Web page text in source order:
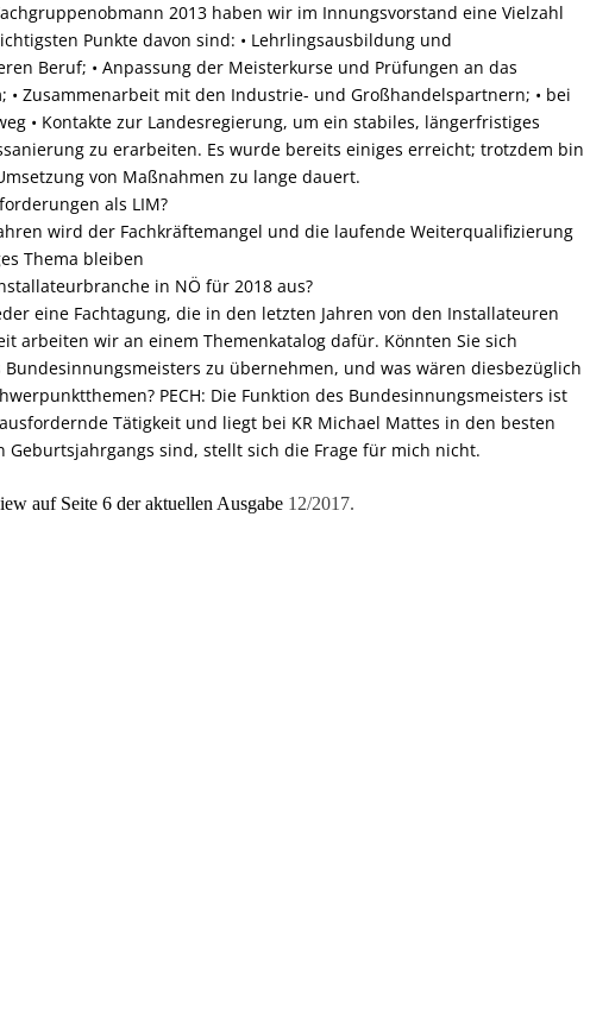
2013 haben wir im Innungsvorstand eine Vielzahl
Punkte davon sind: • Lehrlingsausbildung und
Beruf; • Anpassung der Meisterkurse und Prüfungen an das
• Zusammenarbeit mit den Industrie- und Großhandelspartnern; • bei
• Kontakte zur Landesregierung, um ein stabiles, längerfristiges
zu erarbeiten. Es wurde bereits einiges erreicht; trotzdem bin
von Maßnahmen zu lange dauert.
als LIM?
wird der Fachkräftemangel und die laufende Weiterqualifizierung
Thema bleiben
in NÖ für 2018 aus?
eine Fachtagung, die in den letzten Jahren von den Installateuren
arbeiten wir an einem Themenkatalog dafür. Könnten Sie sich
zu übernehmen, und was wären diesbezüglich
PECH: Die Funktion des Bundesinnungsmeisters ist
Tätigkeit und liegt bei KR Michael Mattes in den besten
Geburtsjahrgangs sind, stellt sich die Frage für mich nicht.
auf Seite 6 der aktuellen Ausgabe 12/2017.